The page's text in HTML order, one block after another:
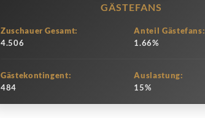
GÄSTEFANS
Zuschauer Gesamt:
4.506
Anteil Gästefans:
1.66%
Gästekontingent:
484
Auslastung:
15%